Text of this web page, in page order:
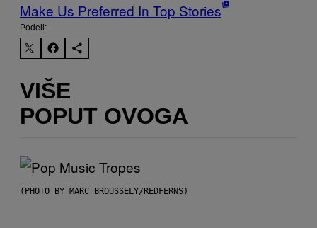
Make Us Preferred In Top Stories
Podeli:
VIŠE
POPUT OVOGA
(PHOTO BY MARC BROUSSELY/REDFERNS)